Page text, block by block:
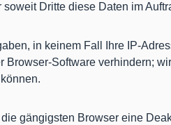
Dritte diese Daten im
in keinem Fall Ihre IP-
Browser-Software verhindern;
gängigsten Browser eine